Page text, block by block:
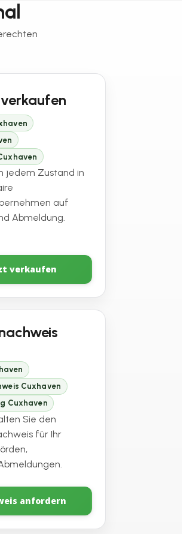
jedem Zustand in
auf
Abmeldung.
verkaufen
Cuxhaven
Cuxhaven
Sie den
für Ihr
anfordern